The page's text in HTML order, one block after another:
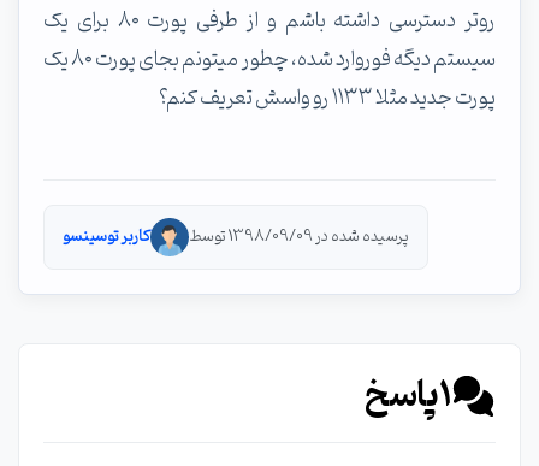
روتر دسترسی داشته باشم و از طرفی پورت ۸۰ برای یک
سیستم دیگه فوروارد شده، چطور میتونم بجای پورت ۸۰ یک
پورت جدید مثلا ۱۱۳۳ رو واسش تعریف کنم؟
پرسیده شده در 1398/09/09 توسط کاربر توسینسو
1پاسخ